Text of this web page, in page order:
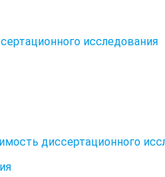
исследования
диссертационного